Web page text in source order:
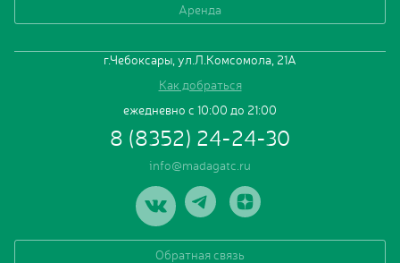
Аренда
г.Чебоксары, ул.Л.Комсомола, 21А
Как добраться
ежедневно с 10:00 до 21:00
8 (8352) 24-24-30
info@madagatc.ru
Обратная связь